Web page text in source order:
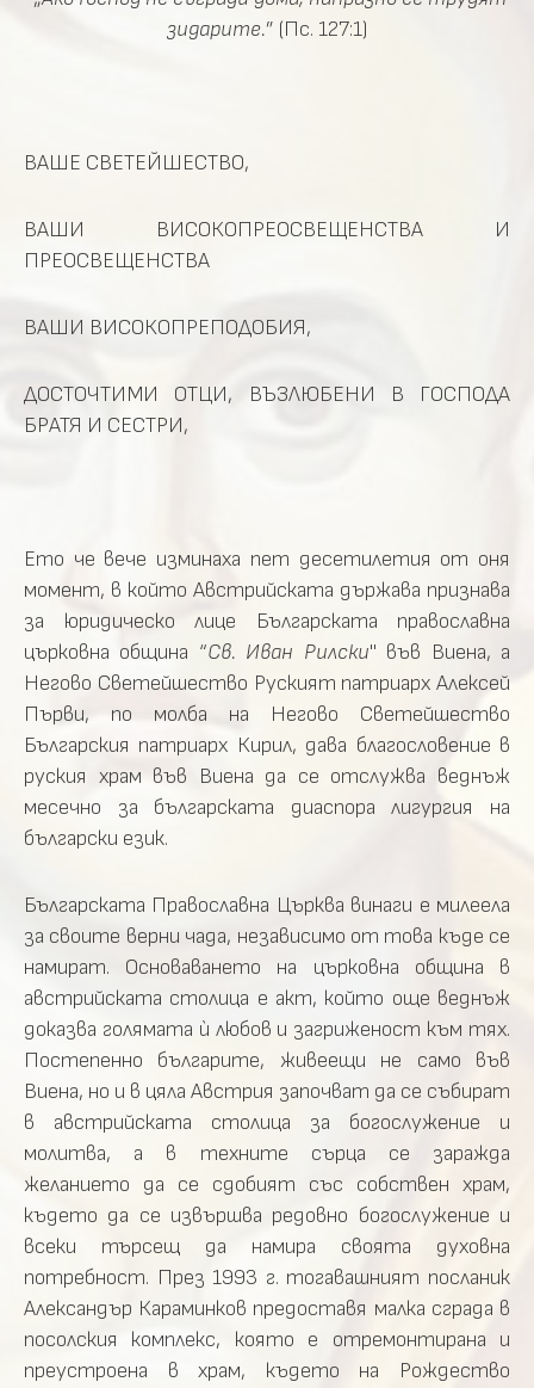
зидарите.” (Пс. 127:1)
ВАШЕ СВЕТЕЙШЕСТВО,
ВАШИ ВИСОКОПРЕОСВЕЩЕНСТВА И
ПРЕОСВЕЩЕНСТВА
ВАШИ ВИСОКОПРЕПОДОБИЯ,
ДОСТОЧТИМИ ОТЦИ, ВЪЗЛЮБЕНИ В ГОСПОДА
БРАТЯ И СЕСТРИ,
Ето че вече изминаха пет десетилетия от оня
момент, в който Австрийската държава признава
за юридическо лице Българската православна
църковна община “Св. Иван Рилски" във Виена, а
Негово Светейшество Руският патриарх Алексей
Първи, по молба на Негово Светейшество
Българския патриарх Кирил, дава благословение в
руския храм във Виена да се отслужва веднъж
месечно за българската диаспора лигургия на
български език.
Българската Православна Църква винаги е милеела
за своите верни чада, независимо от това къде се
намират. Основаването на църковна община в
австрийската столица е акт, който още веднъж
доказва голямата ѝ любов и загриженост към тях.
Постепенно българите, живеещи не само във
Виена, но и в цяла Австрия започват да се събират
в австрийската столица за богослужение и
молитва, а в техните сърца се заражда
желанието да се сдобият със собствен храм,
където да се извършва редовно богослужение и
всеки търсещ да намира своята духовна
потребност. През 1993 г. тогавашният посланик
Александър Караминков предоставя малка сграда в
посолския комплекс, която е отремонтирана и
преустроена в храм, където на Рождество